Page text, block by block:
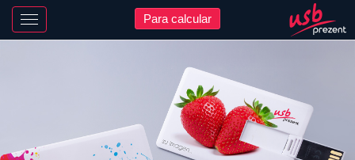
Nawigacja Para calcular